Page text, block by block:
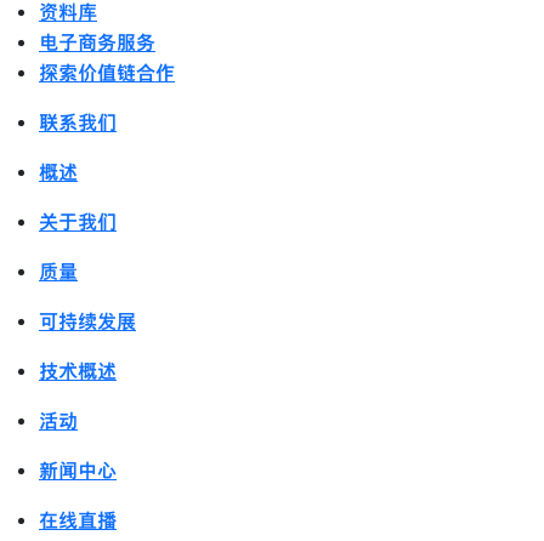
资料库
电子商务服务
探索价值链合作
联系我们
概述
关于我们
质量
可持续发展
技术概述
活动
新闻中心
在线直播